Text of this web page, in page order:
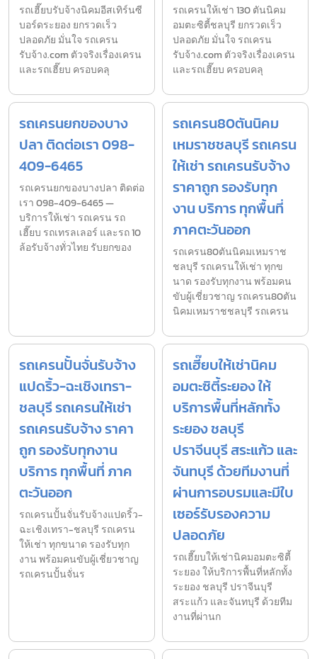
รถเฮี๊ยบรับจ้างนิคมอีสเทิร์นซี
บอร์ดระยอง ยกรวดเร็ว
ปลอดภัย มั่นใจ รถเครน
รับจ้าง.com ตัวจริงเรื่องเครน
และรถเฮี๊ยบ ครอบคลุ
รถเครนให้เช่า 130 ตันนิคม
อมตะซิตี้ชลบุรี ยกรวดเร็ว
ปลอดภัย มั่นใจ รถเครน
รับจ้าง.com ตัวจริงเรื่องเครน
และรถเฮี๊ยบ ครอบคลุ
รถเครนยกของบาง
ปลา ติดต่อเรา 098-
409-6465
รถเครนยกของบางปลา ติดต่อ
เรา 098-409-6465 —
บริการให้เช่า รถเครน รถ
เฮี๊ยบ รถเทรลเลอร์ และรถ 10
ล้อรับจ้างทั่วไทย รับยกของ
รถเครน80ตันนิคม
เหมราชชลบุรี รถเครน
ให้เช่า รถเครนรับจ้าง
ราคาถูก รองรับทุก
งาน บริการ ทุกพื้นที่
ภาคตะวันออก
รถเครน80ตันนิคมเหมราช
ชลบุรี รถเครนให้เช่า ทุกข
นาด รองรับทุกงาน พร้อมคน
ขับผู้เชี่ยวชาญ รถเครน80ตัน
นิคมเหมราชชลบุรี รถเครน
รถเครนปั้นจั่นรับจ้าง
แปดริ้ว-ฉะเชิงเทรา-
ชลบุรี รถเครนให้เช่า
รถเครนรับจ้าง ราคา
ถูก รองรับทุกงาน
บริการ ทุกพื้นที่ ภาค
ตะวันออก
รถเครนปั้นจั่นรับจ้างแปดริ้ว-
ฉะเชิงเทรา-ชลบุรี รถเครน
ให้เช่า ทุกขนาด รองรับทุก
งาน พร้อมคนขับผู้เชี่ยวชาญ
รถเครนปั้นจั่นร
รถเฮี๊ยบให้เช่านิคม
อมตะซิตี้ระยอง ให้
บริการพื้นที่หลักทั้ง
ระยอง ชลบุรี
ปราจีนบุรี สระแก้ว และ
จันทบุรี ด้วยทีมงานที่
ผ่านการอบรมและมีใบ
เซอร์รับรองความ
ปลอดภัย
รถเฮี๊ยบให้เช่านิคมอมตะซิตี้
ระยอง ให้บริการพื้นที่หลักทั้ง
ระยอง ชลบุรี ปราจีนบุรี
สระแก้ว และจันทบุรี ด้วยทีม
งานที่ผ่านก